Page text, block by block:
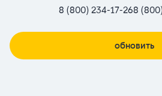
8 (800) 234-17-268
обновить